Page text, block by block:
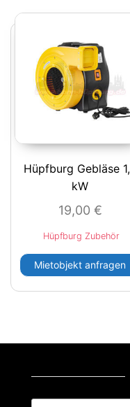
Hüpfburg Gebläse
kW
19,00 €
Hüpfburg Zubehör
Mietobjekt anfragen